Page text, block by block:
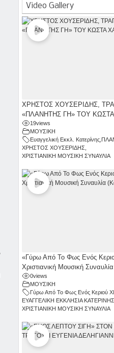
Video Gallery
ΧΡΗΣΤΟΣ ΧΟΥΣΕΡΙΔΗΣ,
«ΠΛΑΝΗΤΗΣ ΓΗ» ΤΟΥ ΚΩΣΤΑ
19views
ΜΟΥΣΙΚΗ
Ευαγγελική Εκκλ. Κατερίνης,
ΧΡΗΣΤΟΣ ΧΟΥΣΕΡΙΔΗΣ
ΧΡΙΣΤΙΑΝΙΚΗ ΜΟΥΣΙΚΗ ΣΥΝΑΥΛΙΑ
«Γύρω Από Το Φως Ενός
Χριστιανική Μουσική Συναυλία
0views
ΜΟΥΣΙΚΗ
Γύρω Από Το Φως Ενός Κεριού
ΕΥΑΓΓΕΛΙΚΗ ΕΚΚΛΗΣΙΑ ΚΑΤΕΡΙΝΗΣ
ΧΡΙΣΤΙΑΝΙΚΗ ΜΟΥΣΙΚΗ ΣΥΝΑΥΛΙΑ